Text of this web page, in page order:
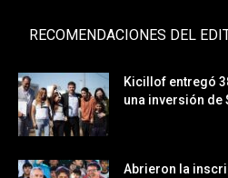
RECOMENDACIONES DEL
Kicillof entregó
una inversión de
Abrieron la